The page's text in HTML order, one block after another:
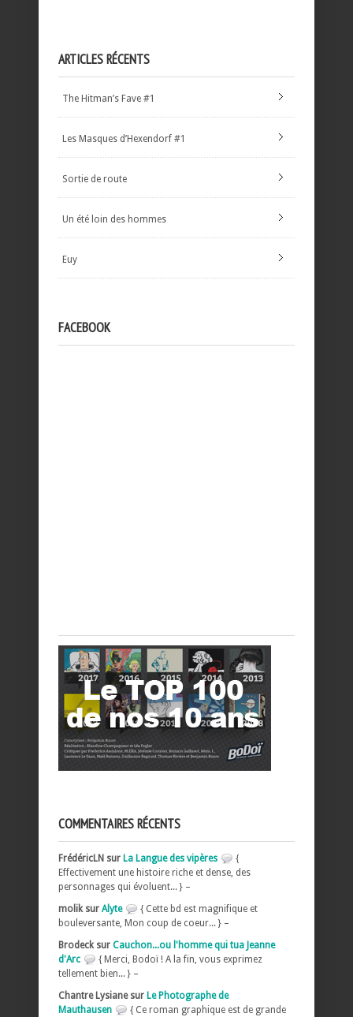
ARTICLES RÉCENTS
The Hitman’s Fave #1
Les Masques d’Hexendorf #1
Sortie de route
Un été loin des hommes
Euy
FACEBOOK
COMMENTAIRES RÉCENTS
FrédéricLN sur La Langue des vipères
{
Effectivement une histoire riche et dense, des
personnages qui évoluent... } –
molik sur Alyte
{ Cette bd est magnifique et
bouleversante, Mon coup de coeur... } –
Brodeck sur Cauchon...ou l'homme qui tua Jeanne
d'Arc
{ Merci, Bodoï ! A la fin, vous exprimez
tellement bien... } –
Chantre Lysiane sur Le Photographe de
Mauthausen
{ Ce roman graphique est de grande